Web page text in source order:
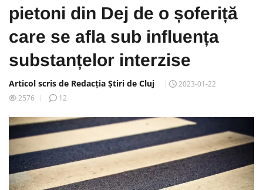
pietoni din Dej de o șoferiță
care se afla sub influența
substanțelor interzise
Articol scris de Redacția Știri de Cluj
2023-01-22
2576
12